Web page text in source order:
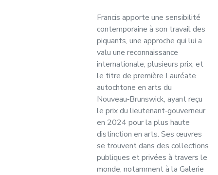
Francis apporte une sensibilité
contemporaine à son travail des
piquants, une approche qui lui a
valu une reconnaissance
internationale, plusieurs prix, et
le titre de première Lauréate
autochtone en arts du
Nouveau‑Brunswick, ayant reçu
le prix du lieutenant‑gouverneur
en 2024 pour la plus haute
distinction en arts. Ses œuvres
se trouvent dans des collections
publiques et privées à travers le
monde, notamment à la Galerie